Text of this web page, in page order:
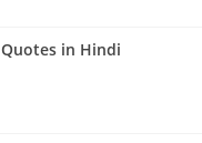
in Hindi